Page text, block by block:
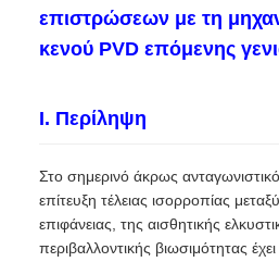
επιστρώσεων με τη
κενού PVD επόμενης
I. Περίληψη
Στο σημερινό άκρως
επίτευξη τέλειας ισορροπίας
επιφάνειας, της αισθητικής
περιβαλλοντικής βιωσιμότητας